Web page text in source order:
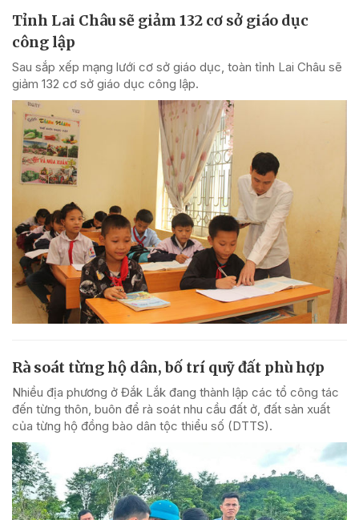
Tỉnh Lai Châu sẽ giảm 132 cơ sở giáo dục
công lập
Sau sắp xếp mạng lưới cơ sở giáo dục, toàn tỉnh Lai Châu sẽ
giảm 132 cơ sở giáo dục công lập.
Rà soát từng hộ dân, bố trí quỹ đất phù hợp
Nhiều địa phương ở Đắk Lắk đang thành lập các tổ công tác
đến từng thôn, buôn để rà soát nhu cầu đất ở, đất sản xuất
của từng hộ đồng bào dân tộc thiểu số (DTTS).